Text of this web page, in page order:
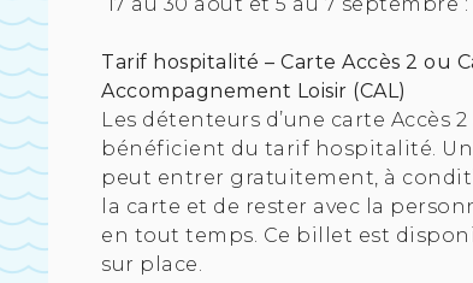
Tarif hospitalité – Carte Accès 2 ou
Accompagnement Loisir (CAL)
Les détenteurs d’une carte Accès 2
bénéficient du tarif hospitalité.
peut entrer gratuitement, à
la carte et de rester avec la
en tout temps. Ce billet est
sur place.